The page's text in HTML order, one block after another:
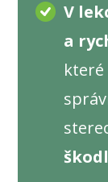
V
a